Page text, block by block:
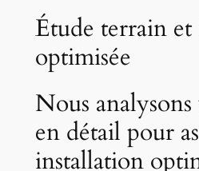
Étude terrain
optimisée
Nous
en détail pour
installation